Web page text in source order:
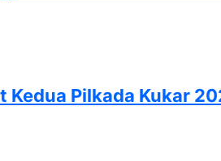
Kedua Pilkada Kukar